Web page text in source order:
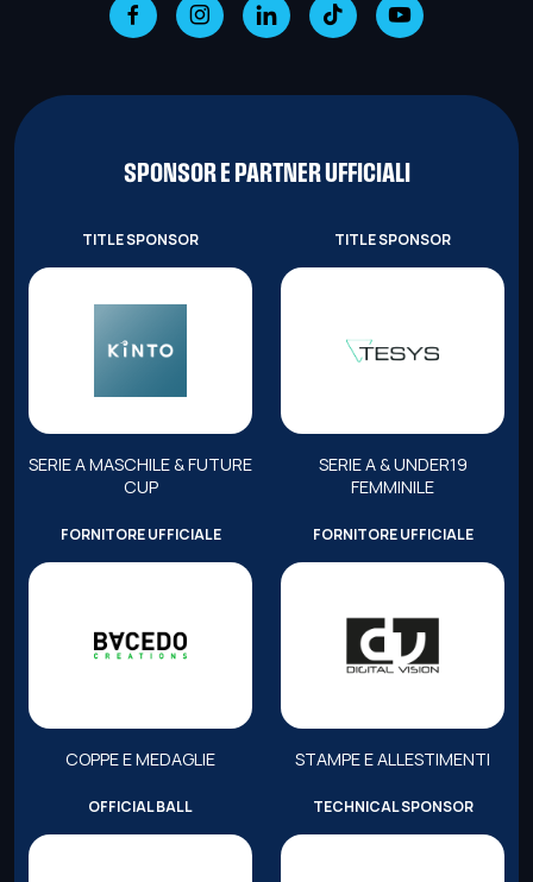
SPONSOR E PARTNER UFFICIALI
TITLE SPONSOR
SERIE A MASCHILE & FUTURE
CUP
TITLE SPONSOR
SERIE A & UNDER19
FEMMINILE
FORNITORE UFFICIALE
COPPE E MEDAGLIE
FORNITORE UFFICIALE
STAMPE E ALLESTIMENTI
OFFICIAL BALL TECHNICAL SPONSOR